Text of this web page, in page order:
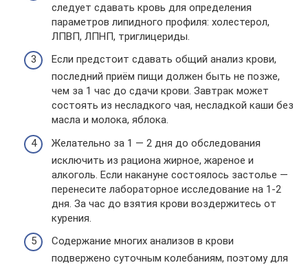
следует сдавать кровь для определения
параметров липидного профиля: холестерол,
ЛПВП, ЛПНП, триглицериды.
Если предстоит сдавать общий анализ крови,
последний приём пищи должен быть не позже,
чем за 1 час до сдачи крови. Завтрак может
состоять из несладкого чая, несладкой каши без
масла и молока, яблока.
Желательно за 1 — 2 дня до обследования
исключить из рациона жирное, жареное и
алкоголь. Если накануне состоялось застолье —
перенесите лабораторное исследование на 1-2
дня. За час до взятия крови воздержитесь от
курения.
Содержание многих анализов в крови
подвержено суточным колебаниям, поэтому для